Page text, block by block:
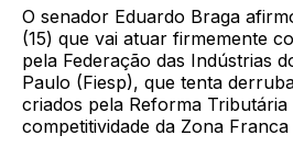
O senador Eduardo Braga
(15) que vai atuar firmemente
pela Federação das Indústrias
Paulo (Fiesp), que tenta
criados pela Reforma
competitividade da Zona